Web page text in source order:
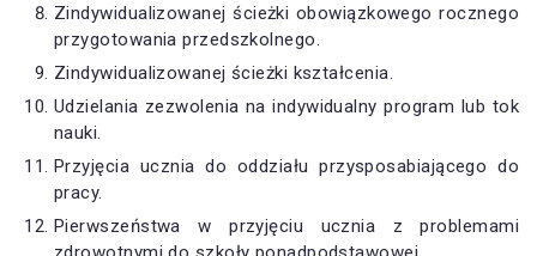
Zindywidualizowanej ścieżki obowiązkowego rocznego
przygotowania przedszkolnego.
Zindywidualizowanej ścieżki kształcenia.
Udzielania zezwolenia na indywidualny program lub tok
nauki.
Przyjęcia ucznia do oddziału przysposabiającego do
pracy.
Pierwszeństwa w przyjęciu ucznia z problemami